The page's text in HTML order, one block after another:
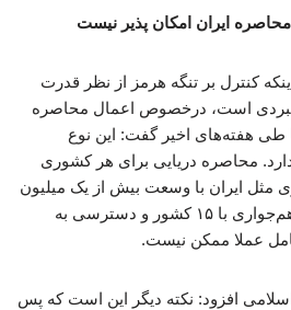
کنترل بر تنگه هرمز از نظر قدرت
است، درخصوص اعمال محاصره
طی هفته‌های اخیر گفت: این نوع
محاصره دریایی برای هر کشوری
مثل ایران با وسعت بیش از یک میلیون
و ۶۴۸ هزار کیلومتر مربع و هم‌جواری با ۱۵ کشور و دسترسی به
عملا ممکن نیست.
افزود: نکته‌ دیگر این است که پس